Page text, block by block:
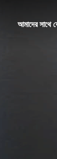
আমাদের সাথে